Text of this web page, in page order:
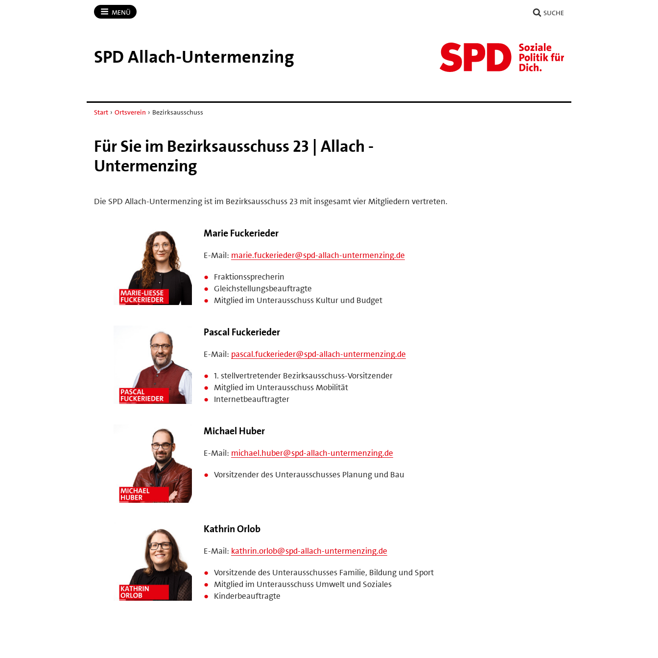
MENÜ SUCHE
SPD Allach-​Untermenzing
Start › Ortsverein › Bezirksausschuss
Für Sie im Bezirksausschuss 23 | Allach -
Untermenzing
Die SPD Allach-Untermenzing ist im Bezirksausschuss 23 mit insgesamt vier Mitgliedern vertreten.
Marie Fuckerieder
E-Mail: marie.fuckerieder@spd-allach-untermenzing.de
Fraktionssprecherin
Gleichstellungsbeauftragte
Mitglied im Unterausschuss Kultur und Budget
Pascal Fuckerieder
E-Mail: pascal.fuckerieder@spd-allach-untermenzing.de
1. stellvertretender Bezirksausschuss-Vorsitzender
Mitglied im Unterausschuss Mobilität
Internetbeauftragter
Michael Huber
E-Mail: michael.huber@spd-allach-untermenzing.de
Vorsitzender des Unterausschusses Planung und Bau
Kathrin Orlob
E-Mail: kathrin.orlob@spd-allach-untermenzing.de
Vorsitzende des Unterausschusses Familie, Bildung und Sport
Mitglied im Unterausschuss Umwelt und Soziales
Kinderbeauftragte